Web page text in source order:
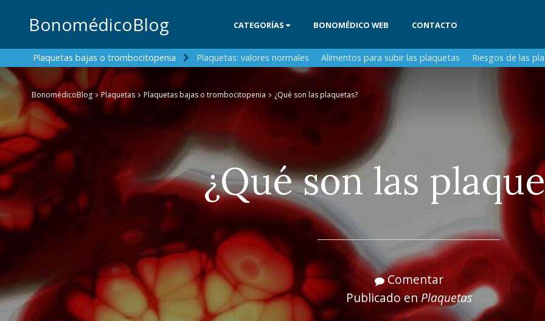
BonomédicoBlog CATEGORÍAS BONOMÉDICO WEB CONTACTO
Plaquetas bajas o trombocitopenia Plaquetas: valores normales Alimentos para subir las plaquetas Riesgos de las
BonomédicoBlog Plaquetas Plaquetas bajas o trombocitopenia ¿Qué son las plaquetas?
¿Qué son las
Comentar
Publicado enPlaquetas